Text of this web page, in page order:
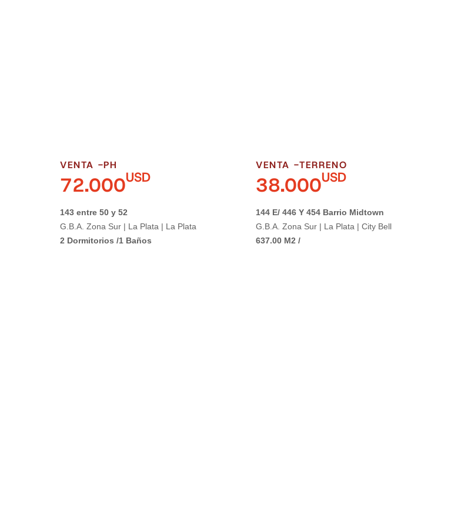
VENTA -PH
72.000USD
143 entre 50 y 52
G.B.A. Zona Sur | La Plata | La Plata
2 Dormitorios /1 Baños
VENTA -TERRENO
38.000USD
144 E/ 446 Y 454 Barrio Midtown
G.B.A. Zona Sur | La Plata | City Bell
637.00 M2 /